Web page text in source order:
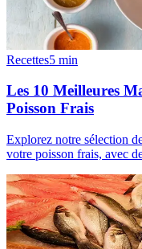
Recettes5 min
Les 10 Meilleures
Poisson Frais
Explorez notre sélection
votre poisson frais, avec